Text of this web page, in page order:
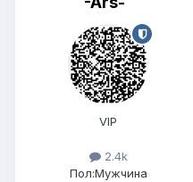
VIP
2.4k
Пол:Мужчина